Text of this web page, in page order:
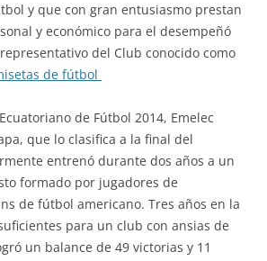
y que con gran entusiasmo prestan
y económico para el desempeñó
del Club conocido como
de fútbol
de Fútbol 2014, Emelec
que lo clasifica a la final del
entrenó durante dos años a un
formado por jugadores de
de fútbol americano. Tres años en la
para un club con ansias de
un balance de 49 victorias y 11